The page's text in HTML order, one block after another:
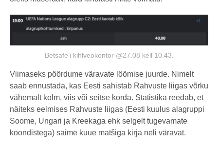
Betsafe’i kihlveokontor @27.08 kell 10.43.
Viimaseks pöördume väravate löömise juurde. Nimelt
saab ennustada, kas Eesti sahistab Rahvuste liigas võrku
vähemalt kolm, viis või seitse korda. Statistika reedab, et
näiteks eelmises Rahvuste liigas (Eesti kuulus alagruppi
Soome, Ungari ja Kreekaga ehk selgelt tugevamate
koondistega) saime kuue matšiga kirja neli väravat.